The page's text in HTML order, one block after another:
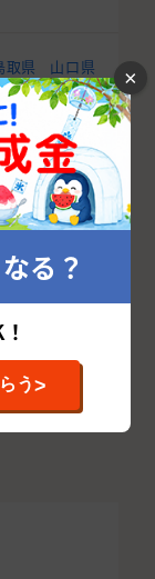
取県 山口県
島県
本県
大分県
×
る？
う>